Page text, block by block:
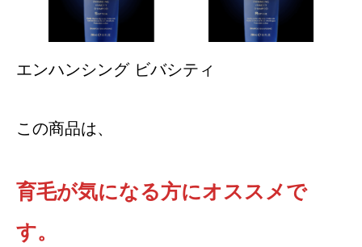
エンハンシング ビバシティ
この商品は、
育毛が気になる方にオススメで
す。